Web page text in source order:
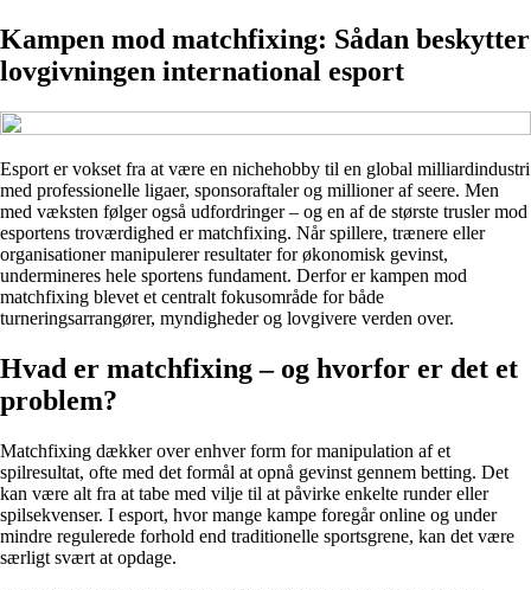
Kampen mod matchfixing: Sådan beskytter
lovgivningen international esport
Esport er vokset fra at være en nichehobby til en global milliardindustri
med professionelle ligaer, sponsoraftaler og millioner af seere. Men
med væksten følger også udfordringer – og en af de største trusler mod
esportens troværdighed er matchfixing. Når spillere, trænere eller
organisationer manipulerer resultater for økonomisk gevinst,
undermineres hele sportens fundament. Derfor er kampen mod
matchfixing blevet et centralt fokusområde for både
turneringsarrangører, myndigheder og lovgivere verden over.
Hvad er matchfixing – og hvorfor er det et
problem?
Matchfixing dækker over enhver form for manipulation af et
spilresultat, ofte med det formål at opnå gevinst gennem betting. Det
kan være alt fra at tabe med vilje til at påvirke enkelte runder eller
spilsekvenser. I esport, hvor mange kampe foregår online og under
mindre regulerede forhold end traditionelle sportsgrene, kan det være
særligt svært at opdage.